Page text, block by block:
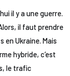
il y a une guerre.
il faut prendre
en Ukraine. Mais
hybride, c’est
le trafic